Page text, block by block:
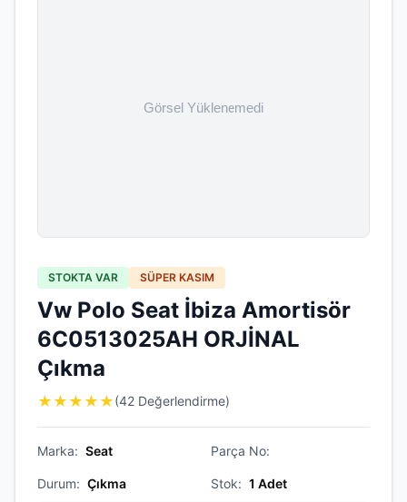
STOKTA VAR SÜPER KASIM
Vw Polo Seat İbiza Amortisör
6C0513025AH ORJİNAL
Çıkma
★ ★ ★ ★ ★(42 Değerlendirme)
Marka: Seat Parça No:
Durum: Çıkma Stok: 1 Adet